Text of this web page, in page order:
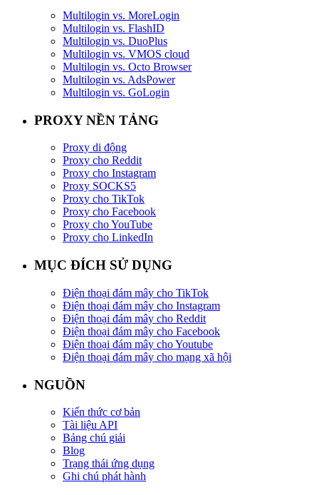
Multilogin vs. MoreLogin
Multilogin vs. FlashID
Multilogin vs. DuoPlus
Multilogin vs. VMOS cloud
Multilogin vs. Octo Browser
Multilogin vs. AdsPower
Multilogin vs. GoLogin
PROXY NỀN TẢNG
Proxy di động
Proxy cho Reddit
Proxy cho Instagram
Proxy SOCKS5
Proxy cho TikTok
Proxy cho Facebook
Proxy cho YouTube
Proxy cho LinkedIn
MỤC ĐÍCH SỬ DỤNG
Điện thoại đám mây cho TikTok
Điện thoại đám mây cho Instagram
Điện thoại đám mây cho Reddit
Điện thoại đám mây cho Facebook
Điện thoại đám mây cho Youtube
Điện thoại đám mây cho mạng xã hội
NGUỒN
Kiến thức cơ bản
Tài liệu API
Bảng chú giải
Blog
Trạng thái ứng dụng
Ghi chú phát hành